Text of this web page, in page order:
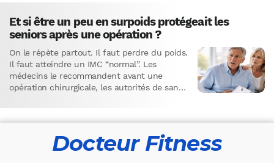
Et si être un peu en surpoids protégeait les
seniors après une opération ?
On le répète partout. Il faut perdre du poids.
Il faut atteindre un IMC “normal”. Les
médecins le recommandent avant une
opération chirurgicale, les autorités de santé
Docteur Fitness